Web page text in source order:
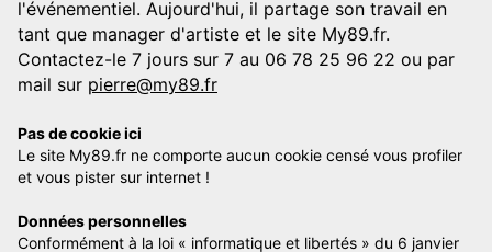
l'événementiel. Aujourd'hui, il partage son travail en
tant que manager d'artiste et le site My89.fr.
Contactez-le 7 jours sur 7 au 06 78 25 96 22 ou par
mail sur pierre@my89.fr
Pas de cookie ici
Le site My89.fr ne comporte aucun cookie censé vous profiler
et vous pister sur internet !
Données personnelles
Conformément à la loi « informatique et libertés » du 6 janvier